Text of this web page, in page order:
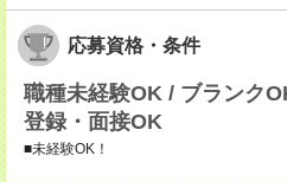
応募資格・条件
職種未経験OK / ブランク
登録・面接OK
■未経験OK！